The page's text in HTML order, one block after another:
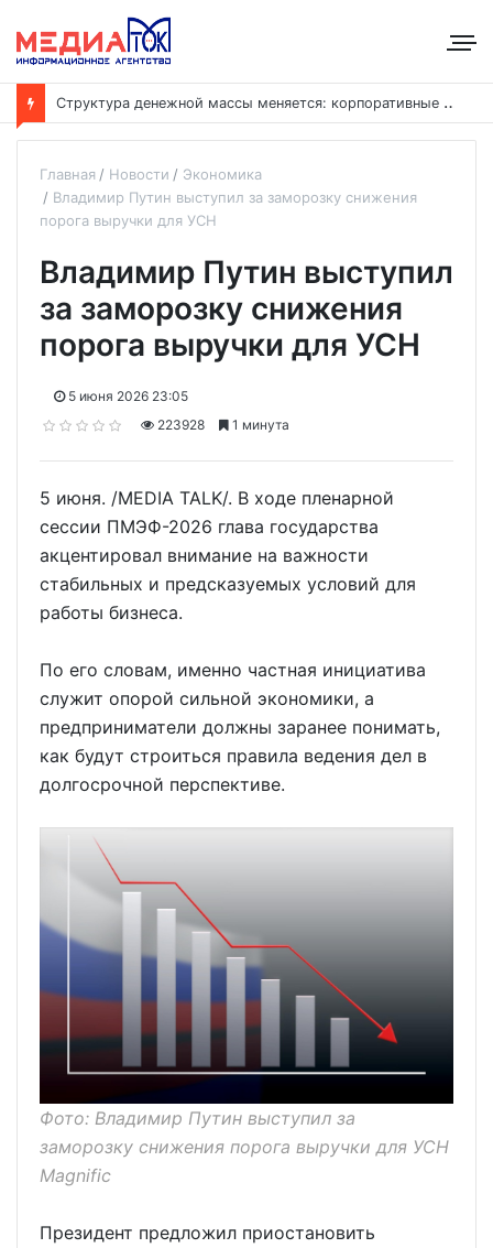
С
труктура денежной массы меняется: корпоративные депозиты обогнали вклады населения
Главная Новости
Экономика
Владимир Путин выступил за заморозку снижения
порога выручки для УСН
Владимир Путин выступил
за заморозку снижения
порога выручки для УСН
5 июня 2026 23:05
223928
1 минута
5 июня. /MEDIA TALK/. В ходе пленарной
сессии ПМЭФ-2026 глава государства
акцентировал внимание на важности
стабильных и предсказуемых условий для
работы бизнеса.
По его словам, именно частная инициатива
служит опорой сильной экономики, а
предприниматели должны заранее понимать,
как будут строиться правила ведения дел в
долгосрочной перспективе.
Фото: Владимир Путин выступил за
заморозку снижения порога выручки для УСН
Magnific
Президент предложил приостановить